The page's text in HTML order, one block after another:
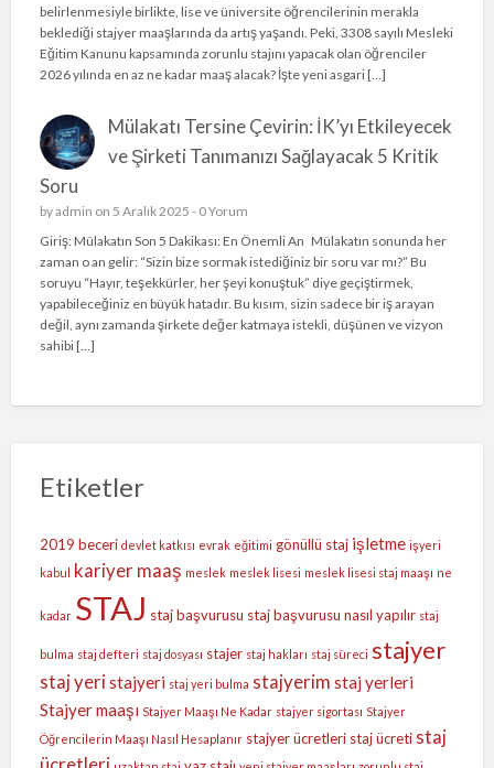
belirlenmesiyle birlikte, lise ve üniversite öğrencilerinin merakla
beklediği stajyer maaşlarında da artış yaşandı. Peki, 3308 sayılı Mesleki
Eğitim Kanunu kapsamında zorunlu stajını yapacak olan öğrenciler
2026 yılında en az ne kadar maaş alacak? İşte yeni asgari […]
Mülakatı Tersine Çevirin: İK’yı Etkileyecek
ve Şirketi Tanımanızı Sağlayacak 5 Kritik
Soru
byadmin on 5 Aralık 2025 - 0 Yorum
Giriş: Mülakatın Son 5 Dakikası: En Önemli An Mülakatın sonunda her
zaman o an gelir: “Sizin bize sormak istediğiniz bir soru var mı?” Bu
soruyu “Hayır, teşekkürler, her şeyi konuştuk” diye geçiştirmek,
yapabileceğiniz en büyük hatadır. Bu kısım, sizin sadece bir iş arayan
değil, aynı zamanda şirkete değer katmaya istekli, düşünen ve vizyon
sahibi […]
Etiketler
2019 beceri devlet katkısı evrak eğitimi gönüllü staj işletme işyeri
kabul kariyer maaş meslek meslek lisesi meslek lisesi staj maaşı ne
kadar STAJ staj başvurusu staj başvurusu nasıl yapılır staj
bulma staj defteri staj dosyası stajer staj hakları staj süreci stajyer
staj yeri stajyeri staj yeri bulma stajyerim staj yerleri
Stajyer maaşı Stajyer Maaşı Ne Kadar stajyer sigortası Stajyer
Öğrencilerin Maaşı Nasıl Hesaplanır stajyer ücretleri staj ücreti staj